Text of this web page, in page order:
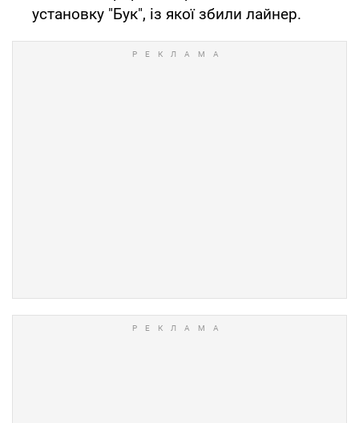
установку "Бук", із якої збили лайнер.